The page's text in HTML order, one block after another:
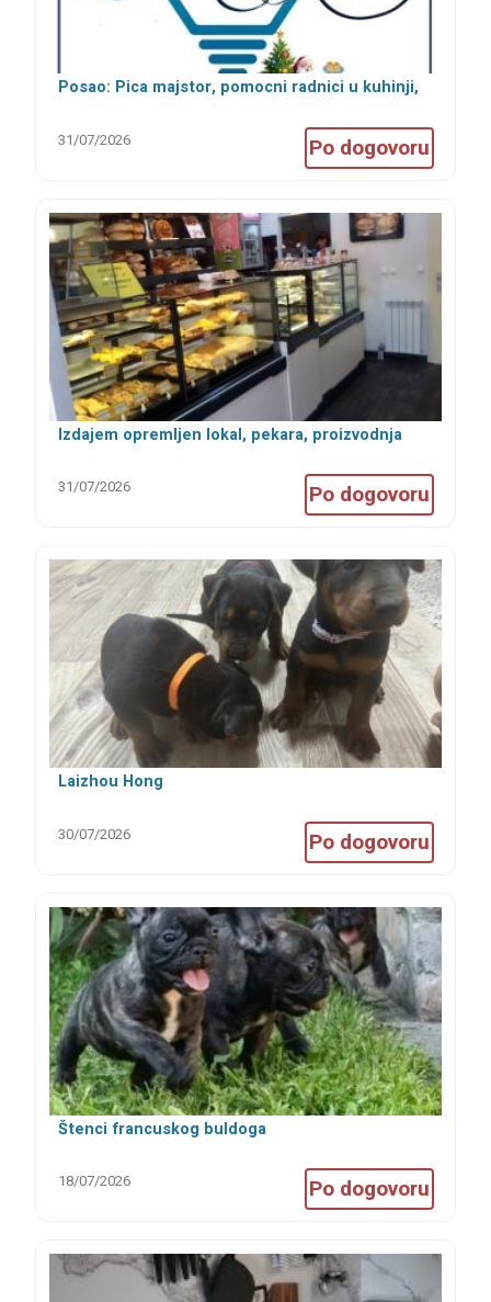
Posao: Pica majstor, pomocni radnici u kuhinji,
31/07/2026 Po dogovoru
Izdajem opremljen lokal, pekara, proizvodnja
31/07/2026 Po dogovoru
Laizhou Hong
30/07/2026 Po dogovoru
Štenci francuskog buldoga
18/07/2026 Po dogovoru